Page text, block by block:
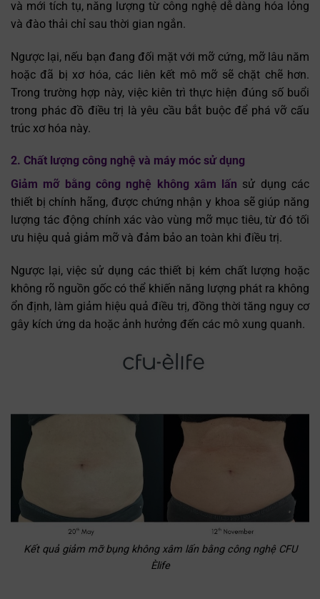
và mới tích tụ, năng lượng từ công nghệ dễ dàng hóa lỏng
và đào thải chỉ sau thời gian ngắn.
Ngược lại, nếu bạn đang đối mặt với mỡ cứng, mỡ lâu năm
hoặc đã bị xơ hóa, các liên kết mô mỡ sẽ chặt chẽ hơn.
Trong trường hợp này, việc kiên trì thực hiện đúng số buổi
trong phác đồ điều trị là yêu cầu bắt buộc để phá vỡ cấu
trúc xơ hóa này.
2. Chất lượng công nghệ và máy móc sử dụng
Giảm mỡ bằng công nghệ không xâm lấn sử dụng các
thiết bị chính hãng, được chứng nhận y khoa sẽ giúp năng
lượng tác động chính xác vào vùng mỡ mục tiêu, từ đó tối
ưu hiệu quả giảm mỡ và đảm bảo an toàn khi điều trị.
Ngược lại, việc sử dụng các thiết bị kém chất lượng hoặc
không rõ nguồn gốc có thể khiến năng lượng phát ra không
ổn định, làm giảm hiệu quả điều trị, đồng thời tăng nguy cơ
gây kích ứng da hoặc ảnh hưởng đến các mô xung quanh.
Kết quả giảm mỡ bụng không xâm lấn bằng công nghệ CFU
Èlife